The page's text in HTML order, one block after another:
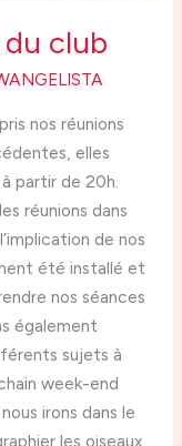
du club
nos réunions
elles
partir de 20h.
réunions dans
de nos
été installé et
nos séances
également
sujets à
week-end
irons dans le
les oiseaux